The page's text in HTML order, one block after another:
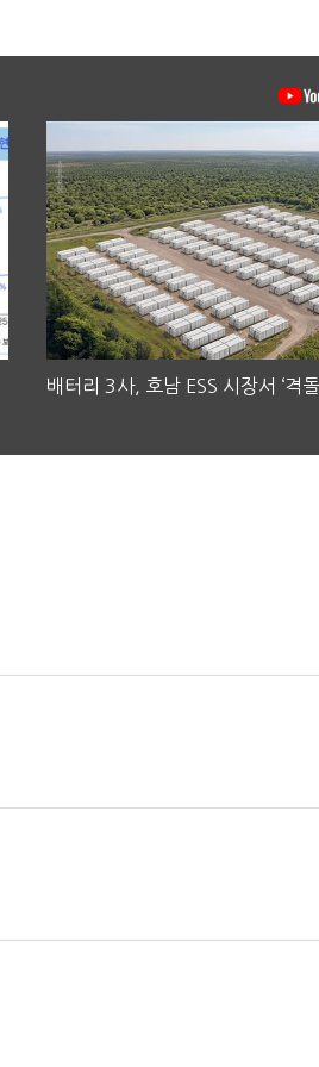
배터리 3사, 호남 ESS 시장서 ‘격돌